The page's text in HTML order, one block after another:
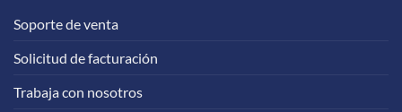
Soporte de venta
Solicitud de facturación
Trabaja con nosotros